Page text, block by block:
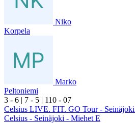
Niko
Korpela
Marko
Peltoniemi
3 - 6 | 7 - 5 | 110 - 07
Celsius LIVE. FIT. GO Tour -
Celsius - Seinäjoki - Miehet E